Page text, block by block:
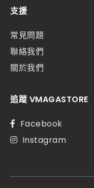
支援
常見問題
聯絡我們
關於我們
追蹤 VMAGASTORE
Facebook
Instagram